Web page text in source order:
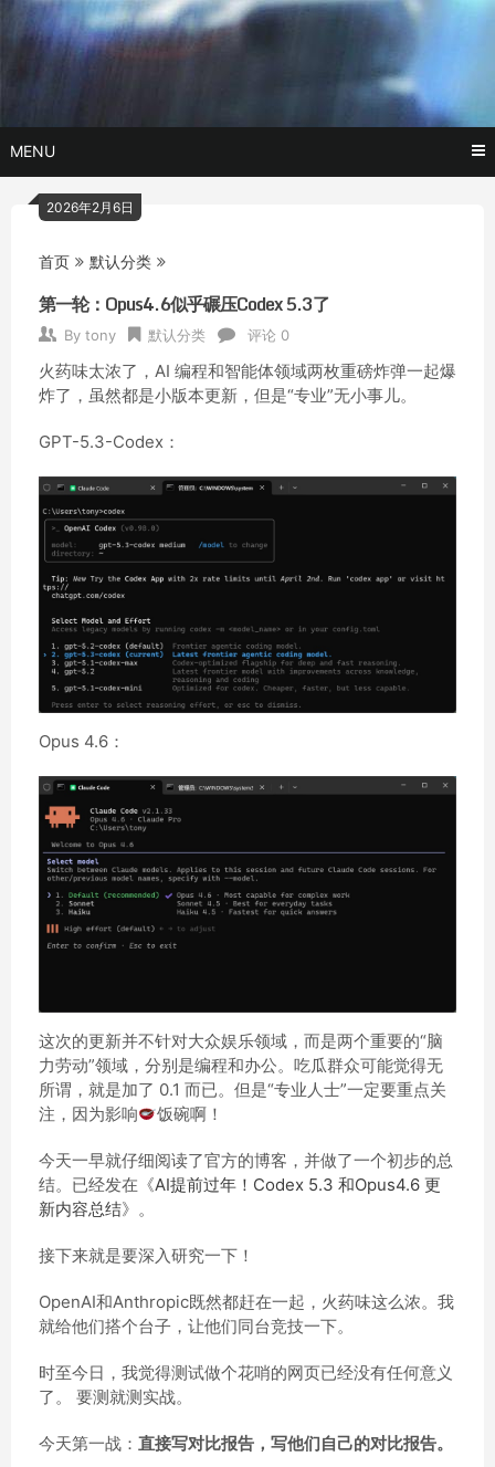
托尼不是
塔克
玩转AI黑科技,AI换脸，AI绘画，AI聊天….
MENU
2026年2月6日
首页 默认分类
第一轮：Opus4.6似乎碾压Codex 5.3了
By tony 默认分类 评论 0
火药味太浓了，AI 编程和智能体领域两枚重磅炸弹一起爆
炸了，虽然都是小版本更新，但是“专业”无小事儿。
GPT-5.3-Codex：
Opus 4.6：
这次的更新并不针对大众娱乐领域，而是两个重要的“脑
力劳动”领域，分别是编程和办公。吃瓜群众可能觉得无
所谓，就是加了 0.1 而已。但是“专业人士”一定要重点关
注，因为影响
饭碗啊！
今天一早就仔细阅读了官方的博客，并做了一个初步的总
结。已经发在《AI提前过年！Codex 5.3 和Opus4.6 更
新内容总结》。
接下来就是要深入研究一下！
OpenAI和Anthropic既然都赶在一起，火药味这么浓。我
就给他们搭个台子，让他们同台竞技一下。
时至今日，我觉得测试做个花哨的网页已经没有任何意义
了。 要测就测实战。
今天第一战： 直接写对比报告，写他们自己的对比报告。